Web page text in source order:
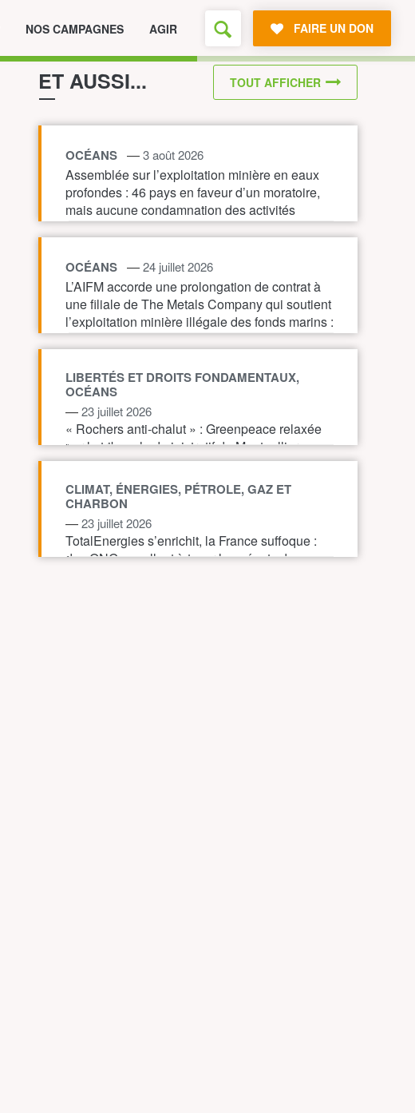
NOS CAMPAGNES AGIR FAIRE UN DON
ET AUSSI...
OCÉANS —3 août 2026
Assemblée sur l’exploitation minière en eaux
profondes : 46 pays en faveur d’un moratoire,
mais aucune condamnation des activités
illégales
OCÉANS —24 juillet 2026
L’AIFM accorde une prolongation de contrat à
une filiale de The Metals Company qui soutient
l’exploitation minière illégale des fonds marins :
une nouvelle preuve de la nécessité d’un
LIBERTÉS ET DROITS FONDAMENTAUX,
OCÉANS
—23 juillet 2026
« Rochers anti-chalut » : Greenpeace relaxée
par le tribunal administratif de Montpellier
CLIMAT, ÉNERGIES, PÉTROLE, GAZ ET
CHARBON
—23 juillet 2026
TotalEnergies s’enrichit, la France suffoque :
des ONG appellent à taxer les géants du
TOUT AFFICHER